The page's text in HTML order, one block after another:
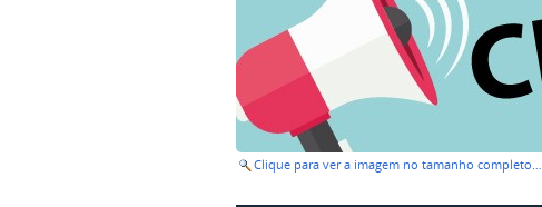
Clique para ver a imagem no tamanho completo…